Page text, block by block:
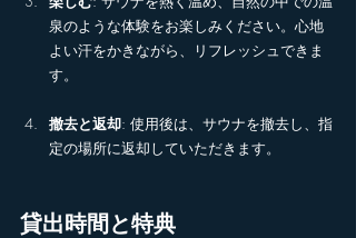
泉のような体験をお楽しみください。心地
よい汗をかきながら、リフレッシュできま
す。
撤去と返却: 使用後は、サウナを撤去し、指
定の場所に返却していただきます。
貸出時間と特典